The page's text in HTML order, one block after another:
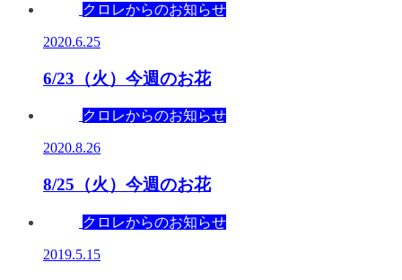
クロレからのお知らせ
2020.6.25
6/23（火）今週のお花
クロレからのお知らせ
2020.8.26
8/25（火）今週のお花
クロレからのお知らせ
2019.5.15